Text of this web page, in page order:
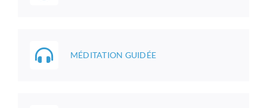
MÉDITATION GUIDÉE